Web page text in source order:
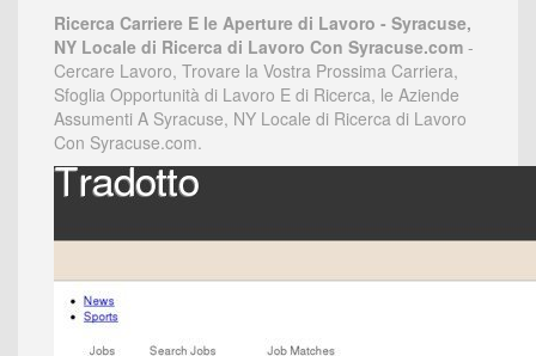
Ricerca Carriere E le Aperture di Lavoro - Syracuse,
NY Locale di Ricerca di Lavoro Con Syracuse.com -
Cercare Lavoro, Trovare la Vostra Prossima Carriera,
Sfoglia Opportunità di Lavoro E di Ricerca, le Aziende
Assumenti A Syracuse, NY Locale di Ricerca di Lavoro
Con Syracuse.com.